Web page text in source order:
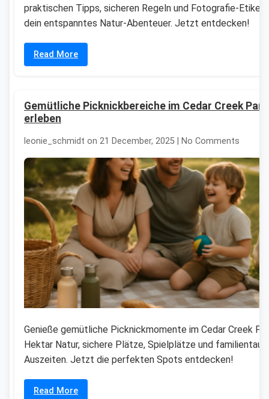
praktischen Tipps, sicheren Regeln und Fotografie-
dein entspanntes Natur-Abenteuer. Jetzt entdecken!
Read More
Gemütliche Picknickbereiche im Cedar Creek Park
erleben
leonie_schmidt on 21 December, 2025 | No Comments
Genieße gemütliche Picknickmomente im Cedar Creek
Hektar Natur, sichere Plätze, Spielplätze und
Auszeiten. Jetzt die perfekten Spots entdecken!
Read More